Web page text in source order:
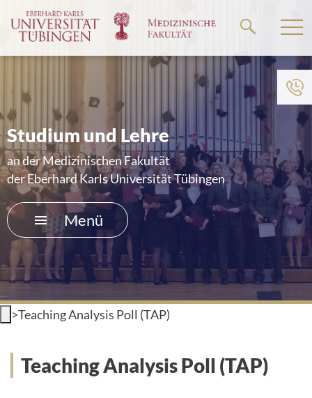
zum
Studium und Lehre
an der Medizinischen Fakultät
der Eberhard Karls Universität Tübingen
Menü
FORSCHUNG
STUDIUM UND LEHRE
AKADEMISCHE KARRIERE
ÜBER UNS
UNIKLINIKUM
>Teaching Analysis Poll (TAP)
Teaching Analysis Poll (TAP)